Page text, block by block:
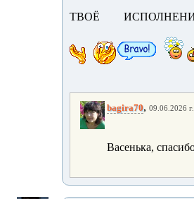
ТВОЁ
bagira70, 09.06.2026
Васенька,